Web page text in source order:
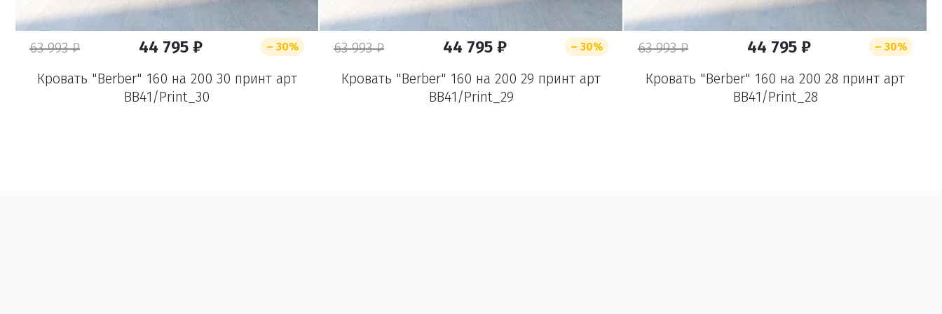
63 993 ₽ 44 795 ₽ – 30%
Кровать "Berber" 160 на 200 30 принт арт
BB41/Print_30
63 993 ₽ 44 795 ₽ – 30%
Кровать "Berber" 160 на 200 29 принт арт
BB41/Print_29
63 993 ₽ 44 795 ₽ – 30%
Кровать "Berber" 160 на 200 28 принт арт
BB41/Print_28